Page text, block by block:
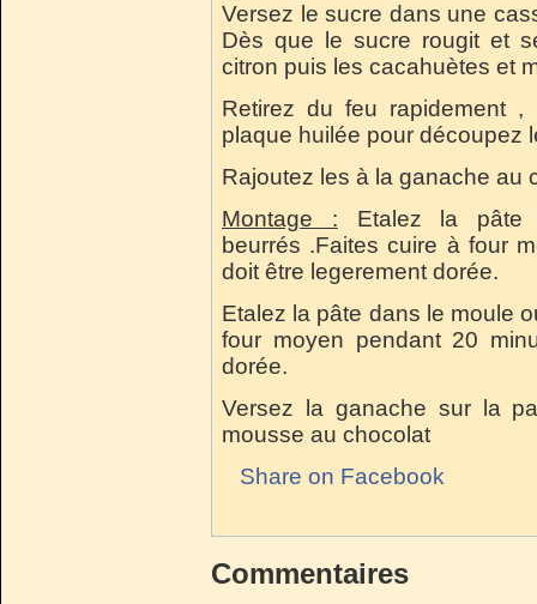
Versez le sucre dans une
Dès que le sucre rougit et
citron puis les cacahuètes et
Retirez du feu rapidement
plaque huilée pour découpez
Rajoutez les à la ganache au
Montage : Etalez la pâte
beurrés .Faites cuire à four
doit être legerement dorée.
Etalez la pâte dans le moule
four moyen pendant 20
dorée.
Versez la ganache sur la
mousse au chocolat
Share on Facebook
Commentaires